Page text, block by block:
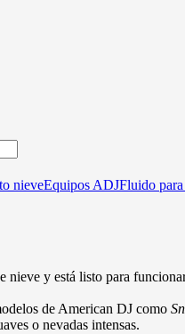
nieveEquipos ADJFluido
nieve y está listo para
de American DJ como
o nevadas intensas.